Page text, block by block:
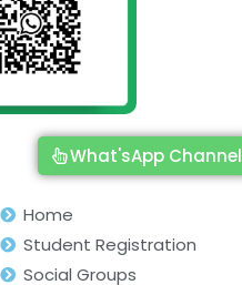
What'sApp Channel
Home
Student Registration
Social Groups